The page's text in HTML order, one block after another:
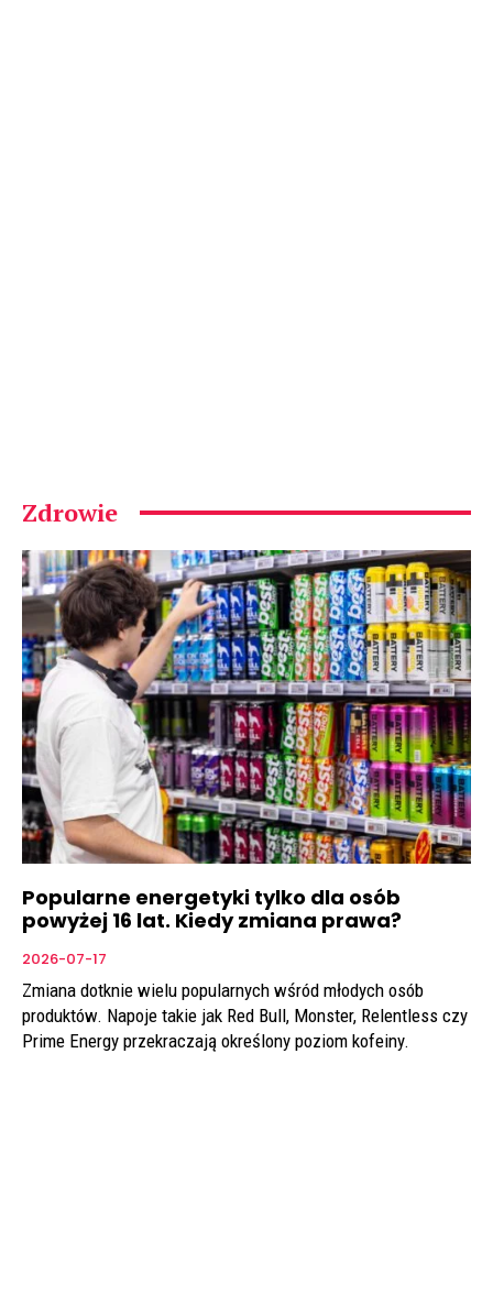
Zdrowie
Popularne energetyki tylko dla osób
powyżej 16 lat. Kiedy zmiana prawa?
2026-07-17
Zmiana dotknie wielu popularnych wśród młodych osób
produktów. Napoje takie jak Red Bull, Monster, Relentless czy
Prime Energy przekraczają określony poziom kofeiny.